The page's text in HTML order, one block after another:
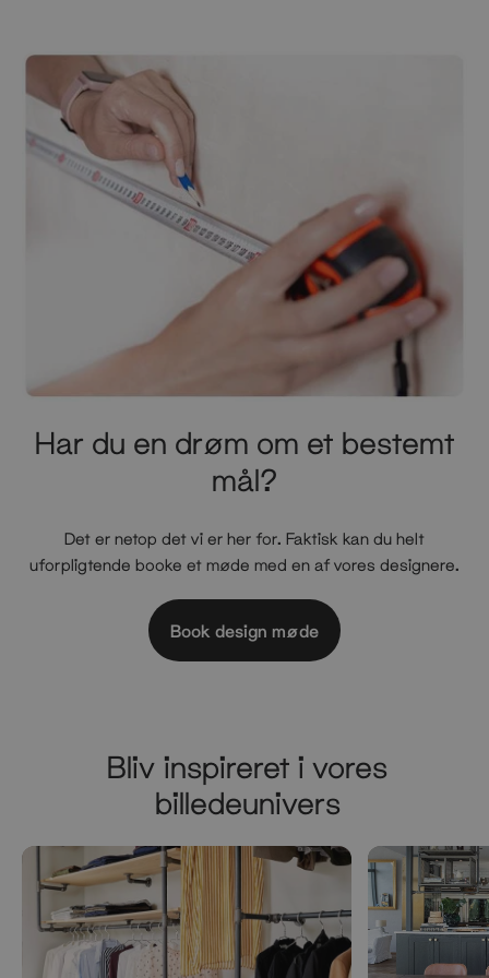
Har du en drøm om et bestemt
mål?
Det er netop det vi er her for. Faktisk kan du helt
uforpligtende booke et møde med en af vores designere.
Book design møde
Bliv inspireret i vores
billedeunivers